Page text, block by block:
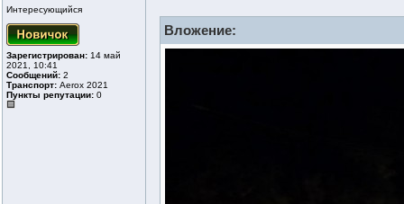
Интересующийся
Зарегистрирован: 14 май
2021, 10:41
Сообщений: 2
Транспорт: Aerox 2021
Пункты репутации: 0
Вложение: